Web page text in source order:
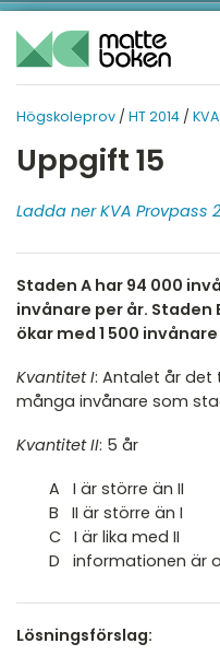
Högskoleprov / HT 2014 /
Uppgift 15
Ladda ner KVA Provpass 2
Staden A har 94 000
invånare per år. Staden
ökar med 1 500
Kvantitet I: Antalet år det
många invånare som
Kvantitet II: 5 år
A I är större än II
B II är större än I
C I är lika med II
D informationen är
Lösningsförslag:
Översikt
2026
2025
2025
2024
2024
2023
2022
2022 - maj